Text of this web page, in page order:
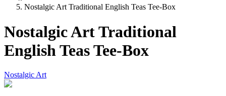
Nostalgic Art Traditional English Teas Tee-Box
Nostalgic Art Traditional
English Teas Tee-Box
Nostalgic Art